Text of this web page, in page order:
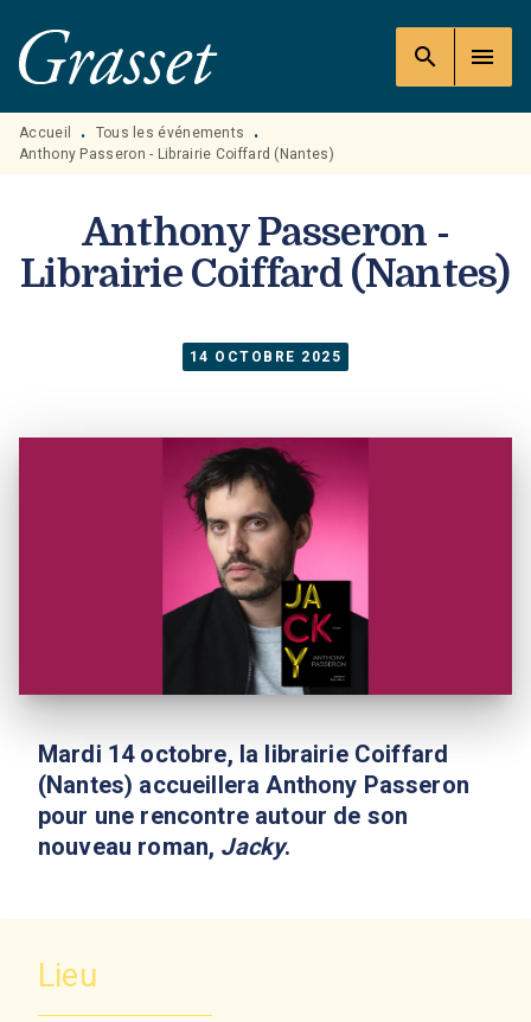
MENU RECHERCHE
PIED DE PAGE
search menu
Accueil • Tous les événements
•
Anthony Passeron - Librairie Coiffard (Nantes)
Anthony Passeron -
Librairie Coiffard (Nantes)
14 OCTOBRE 2025
Mardi 14 octobre, la librairie Coiffard
(Nantes) accueillera Anthony Passeron
pour une rencontre autour de son
nouveau roman, Jacky.
Lieu